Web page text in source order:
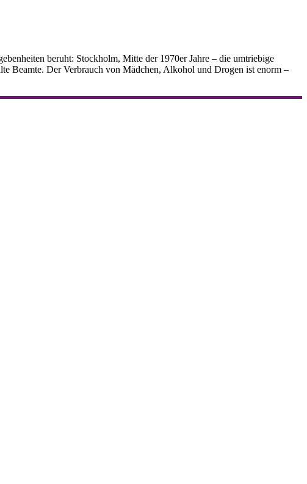
beruht: Stockholm, Mitte der 1970er Jahre – die umtriebige
Beamte. Der Verbrauch von Mädchen, Alkohol und Drogen ist enorm –